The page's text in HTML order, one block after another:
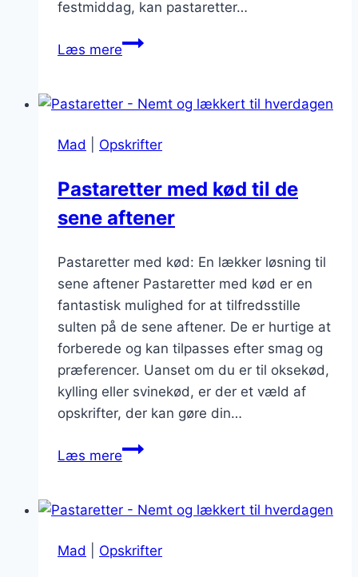
festmiddag, kan pastaretter…
Læs merePastaretter
fyldige
til
anledning
Mad Opskrifter
Pastaretter med kød til de
sene aftener
Pastaretter med kød: En lækker løsning til
sene aftener Pastaretter med kød er en
fantastisk mulighed for at tilfredsstille
sulten på de sene aftener. De er hurtige at
forberede og kan tilpasses efter smag og
præferencer. Uanset om du er til oksekød,
kylling eller svinekød, er der et væld af
opskrifter, der kan gøre din…
Læs merePastaretter
til
sene
Mad Opskrifter